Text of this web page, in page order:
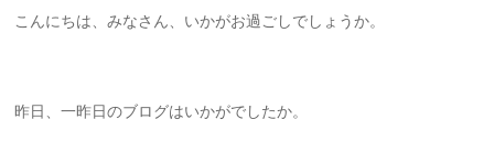
こんにちは、みなさん、いかがお過ごしでしょうか。
昨日、一昨日のブログはいかがでしたか。